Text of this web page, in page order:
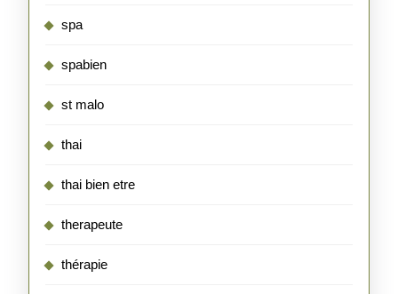
spa
spabien
st malo
thai
thai bien etre
therapeute
thérapie